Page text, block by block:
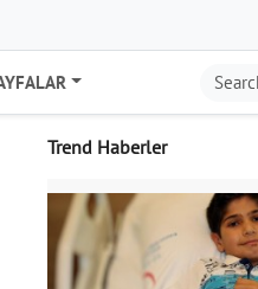
Trend Haberler